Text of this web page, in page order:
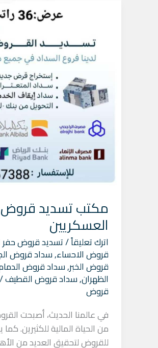
مكتب تسديد قروض
العسكريين
اترك تعليقاً/تسديد قروض حفر
قروض الاحساء,سداد قروض
قروض الخبر,سداد قروض
الظهران,سداد قروض القطيف/
قروض
في عالمنا الحديث، أصبحت
من الحياة المالية للكثيرين. كما
للقروض لتحقيق العديد من
العسكريين